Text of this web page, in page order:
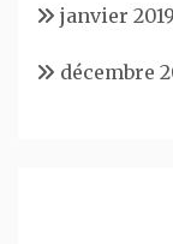
janvier 2019
décembre